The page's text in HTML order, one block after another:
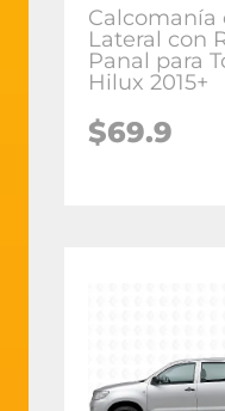
Calcomanía
Lateral con
Panal para
Hilux 2015+
$69.9